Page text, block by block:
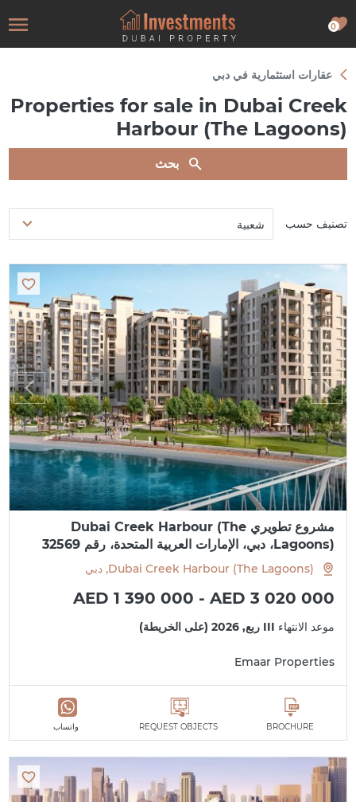
0
عقارات استثمارية في دبي
Properties for sale in Dubai Creek
Harbour (The Lagoons)
بحث
تصنيف حسب شعبية
مشروع تطويري Dubai Creek Harbour (The
Lagoons)، دبي، الإمارات العربية المتحدة، رقم 32569
Dubai Creek Harbour (The Lagoons), دبي
AED 1 390 000 - AED 3 020 000
موعد الانتهاء III ربع, 2026 (على الخريطة)
Emaar Properties
BROCHURE
REQUEST OBJECTS واتساب